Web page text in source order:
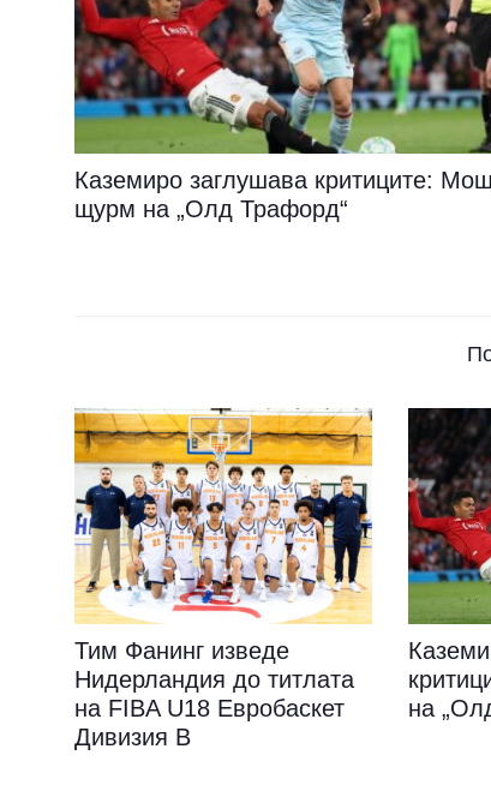
Каземиро заглушава критиците:
щурм на „Олд Трафорд“
Тим Фанинг изведе
Нидерландия до титлата
на FIBA U18 Евробаскет
Дивизия B
на